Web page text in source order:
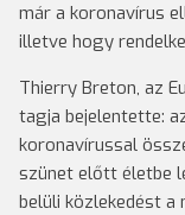
már a koronavírus
illetve hogy
Thierry Breton, az
tagja bejelentette:
koronavírussal
szünet előtt életbe
belüli közlekedést a